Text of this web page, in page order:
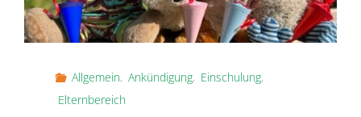
Allgemein, Ankündigung, Einschulung,
Elternbereich